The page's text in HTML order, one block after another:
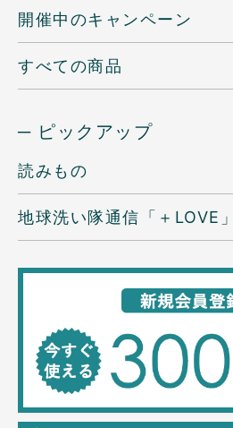
開催中のキャンペーン
すべての商品
─ ピックアップ
読みもの
地球洗い隊通信「＋LOVE」